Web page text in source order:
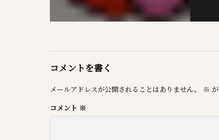
コメントを書く
メールアドレスが公開されることはありません。 ※
コメント ※